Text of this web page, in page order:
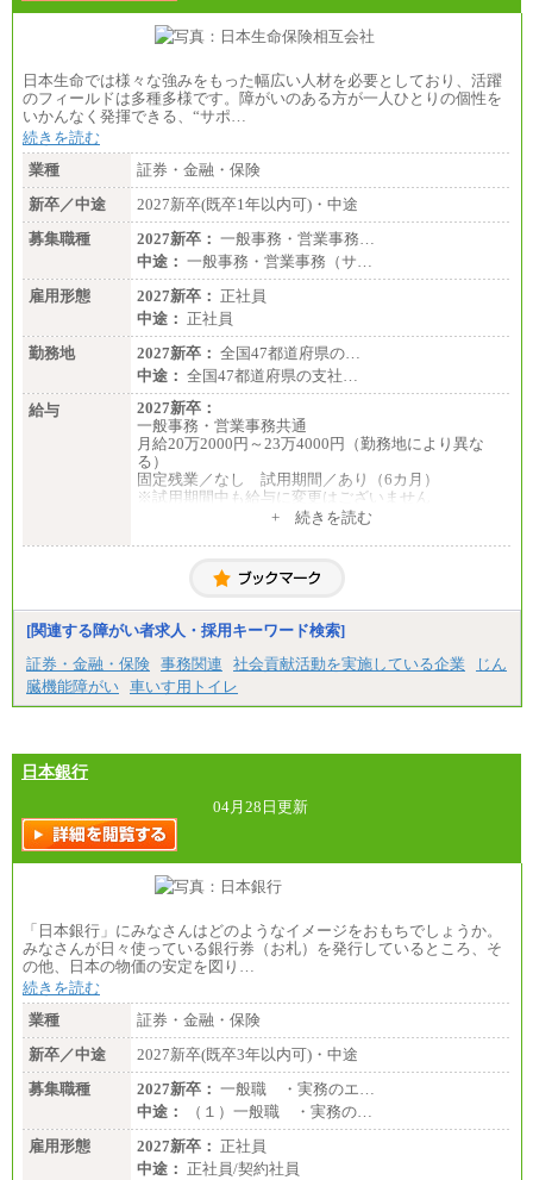
日本生命では様々な強みをもった幅広い人材を必要としており、活躍
のフィールドは多種多様です。障がいのある方が一人ひとりの個性を
いかんなく発揮できる、“サポ…
続きを読む
業種
証券・金融・保険
新卒／中途
2027新卒(既卒1年以内可)・中途
募集職種
2027新卒： 一般事務・営業事務…
中途： 一般事務・営業事務（サ…
雇用形態
2027新卒： 正社員
中途： 正社員
勤務地
2027新卒： 全国47都道府県の…
中途： 全国47都道府県の支社…
給与
2027新卒：
一般事務・営業事務共通
月給20万2000円～23万4000円（勤務地により異な
る）
固定残業／なし 試用期間／あり（6カ月）
※試用期間中も給与に変更はございません
月給20万2000円～23万4000円（勤務地により異な
固定残業／なし 試用期間／あり（6か月）
+ 続きを読む
[関連する障がい者求人・採用キーワード検索]
証券・金融・保険 事務関連 社会貢献活動を実施している企業
じん
臓機能障がい 車いす用トイレ
日本銀行
04月28日更新
「日本銀行」にみなさんはどのようなイメージをおもちでしょうか。
みなさんが日々使っている銀行券（お札）を発行しているところ、そ
の他、日本の物価の安定を図り…
続きを読む
業種
証券・金融・保険
新卒／中途
2027新卒(既卒3年以内可)・中途
募集職種
2027新卒： 一般職 ・実務のエ…
中途：
（１）一般職 ・実務の…
雇用形態
2027新卒： 正社員
中途： 正社員/契約社員